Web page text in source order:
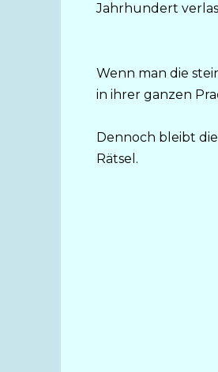
Jahrhundert
Wenn man die
in ihrer ganzen
Dennoch bleibt
Rätsel.